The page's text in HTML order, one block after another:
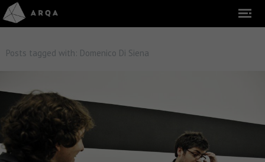
Posts tagged with: Domenico Di Siena